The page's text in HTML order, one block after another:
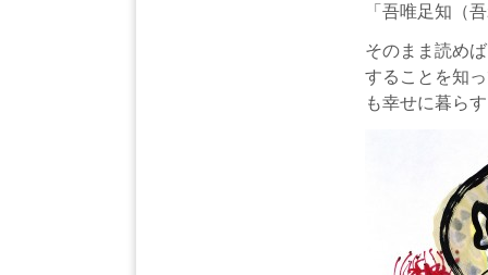
「吾唯足知（
そのまま読め
することを知
も幸せに暮ら